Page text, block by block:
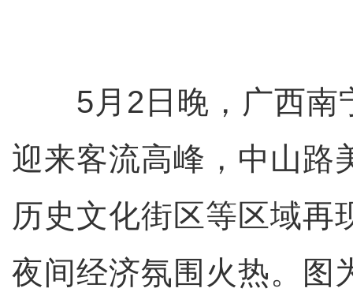
5月2日晚，广西南
迎来客流高峰，中山路
历史文化街区等区域再
夜间经济氛围火热。图